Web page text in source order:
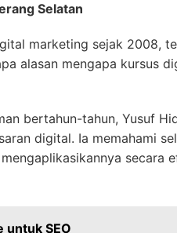
Selatan
marketing sejak 2008,
alasan mengapa kursus
bertahun-tahun, Yusuf
digital. Ia memahami
secara
untuk SEO